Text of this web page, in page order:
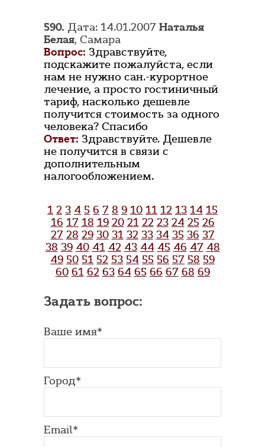
590. Дата: 14.01.2007 Наталья
Белая, Самара
Вопрос: Здравствуйте,
подскажите пожалуйста, если
нам не нужно сан.-курортное
лечение, а просто гостиничный
тариф, насколько дешевле
получится стоимость за одного
человека? Спасибо
Ответ: Здравствуйте. Дешевле
не получится в связи с
дополнительным
налогообложением.
1 2 3 4 5 6 7 8 9 10 11 12 13 14 15
16 17 18 19 20 21 22 23 24 25 26
27 28 29 30 31 32 33 34 35 36 37
38 39 40 41 42 43 44 45 46 47 48
49 50 51 52 53 54 55 56 57 58 59
60 61 62 63 64 65 66 67 68 69
Задать вопрос:
Ваше имя*
Город*
Email*